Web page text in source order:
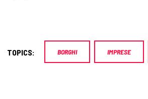
TOPICS: BORGHI IMPRESE